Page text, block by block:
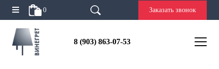
0 Заказать звонок
8 (903) 863-07-53